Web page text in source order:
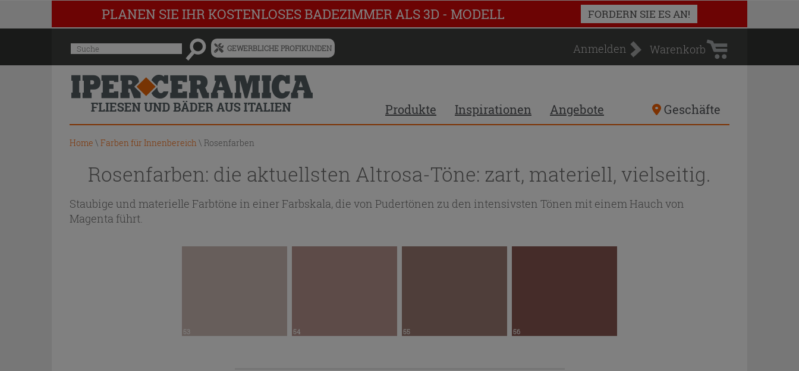
PLANEN SIE IHR KOSTENLOSES BADEZIMMER ALS 3D - MODELL FORDERN SIE ES AN!
Menü
für
vorgeschlagenen
Siteinhalt
und
Suchprotokoll
Suche GEWERBLICHE PROFIKUNDEN Anmelden
Warenkorb
Warenkorb
Produkte Inspirationen Angebote Geschäfte
Home \ Farben für Innenbereich\ Rosenfarben
Rosenfarben: die aktuellsten Altrosa-Töne: zart, materiell, vielseitig.
Staubige und materielle Farbtöne in einer Farbskala, die von Pudertönen zu den intensivsten Tönen mit einem Hauch von
Magenta führt.
53 54 55 56